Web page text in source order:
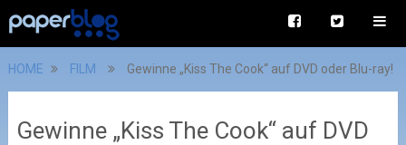
HOME FILM Gewinne „Kiss The Cook“ auf DVD oder Blu-ray!
Gewinne „Kiss The Cook“ auf DVD